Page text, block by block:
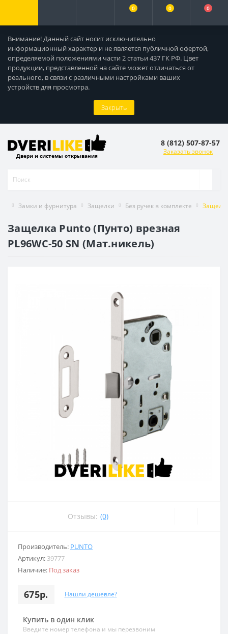
Внимание! Данный сайт носит исключительно
информационный характер и не является публичной офертой,
определяемой положениями части 2 статьи 437 ГК РФ. Цвет
продукции, представленной на сайте может отличаться от
реального, в связи с различными настройками ваших
устройств для просмотра.
Закрыть
0 0 0
Двери и системы открывания
8 (812) 507-87-57
Заказать звонок
Замки и фурнитура Защелки Без ручек в комплекте
Защелка Punto (Пунто) врезная
PL96WC-50 SN (Мат.никель)
Отзывы: (0)
Производитель: PUNTO
Артикул: 39777
Наличие: Под заказ
675р. Нашли дешевле?
Купить в один клик
Введите номер телефона и мы перезвоним